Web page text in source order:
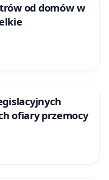
od domów w
ofiary przemocy